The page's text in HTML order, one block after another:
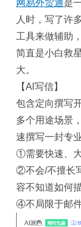
网易外贸通是
人时，写了许
工具来做辅助
简直是小白救
大。
【Al写信】
包含定向撰写
多个用途场景
速撰写一封专
①需要快速、
②不会/不擅长
容不知道如何
④不局限于邮